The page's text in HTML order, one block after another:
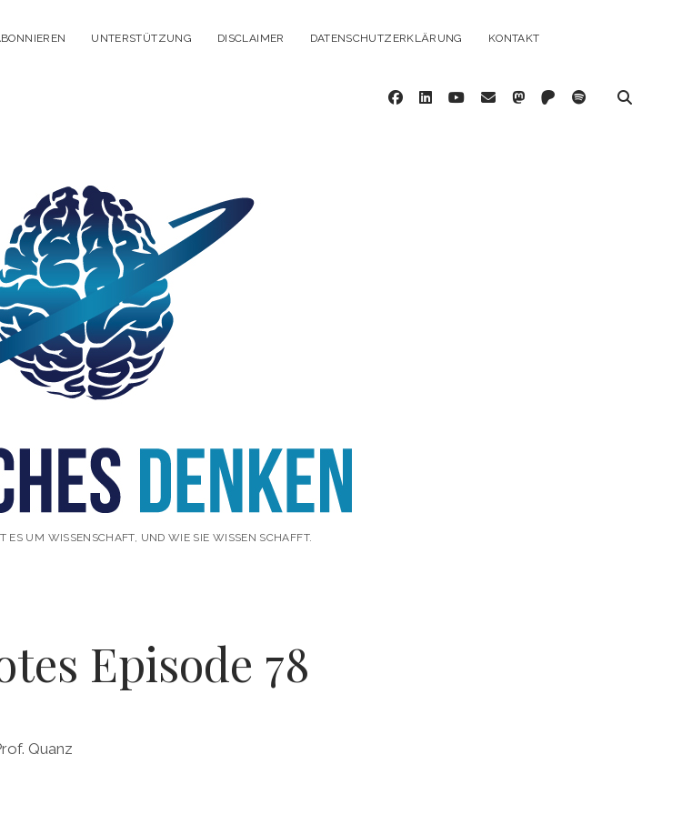
UNTERSTÜTZUNG DISCLAIMER DATENSCHUTZERKLÄRUNG KONTAKT
facebook
linkedinyoutube
emailmastodon
patreonspotify
ES UM WISSENSCHAFT, UND WIE SIE WISSEN SCHAFFT.
Episode 78
Quanz